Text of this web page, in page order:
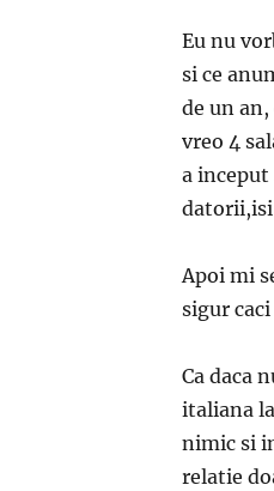
Eu nu
si ce
de un
vreo 4
a inceput
datorii,isi
Apoi mi
sigur
Ca daca
italiana
nimic si
relatie